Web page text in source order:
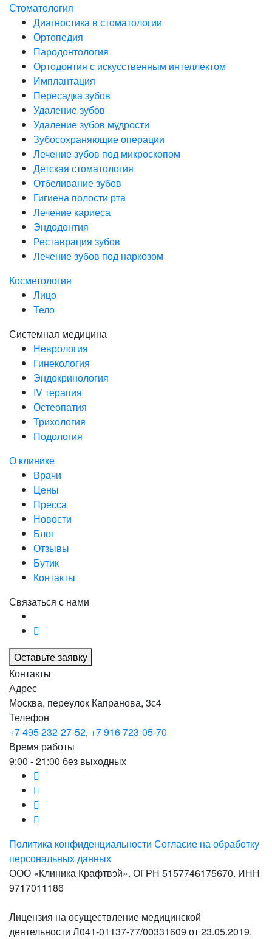
Стоматология
Диагностика в стоматологии
Ортопедия
Пародонтология
Ортодонтия с искусственным интеллектом
Имплантация
Пересадка зубов
Удаление зубов
Удаление зубов мудрости
Зубосохраняющие операции
Лечение зубов под микроскопом
Детская стоматология
Отбеливание зубов
Гигиена полости рта
Лечение кариеса
Эндодонтия
Реставрация зубов
Лечение зубов под наркозом
Косметология
Лицо
Тело
Системная медицина
Неврология
Гинекология
Эндокринология
IV терапия
Остеопатия
Трихология
Подология
О клинике
Врачи
Цены
Пресса
Новости
Блог
Отзывы
Бутик
Контакты
Связаться с нами
Оставьте заявку
Контакты
Адрес
Москва, переулок Капранова, 3с4
Телефон
+7 495 232-27-52, +7 916 723-05-70
Время работы
9:00 - 21:00 без выходных
Политика конфиденциальности Согласие на обработку
персональных данных
ООО «Клиника Крафтвэй». ОГРН 5157746175670. ИНН
9717011186
Лицензия на осуществление медицинской
деятельности Л041-01137-77/00331609 от 23.05.2019.